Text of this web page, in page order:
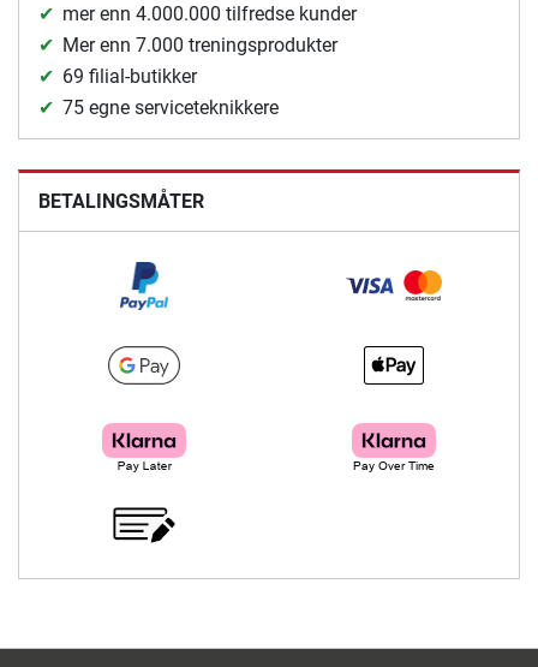
mer enn 4.000.000 tilfredse kunder
Mer enn 7.000 treningsprodukter
69 filial-butikker
75 egne serviceteknikkere
BETALINGSMÅTER